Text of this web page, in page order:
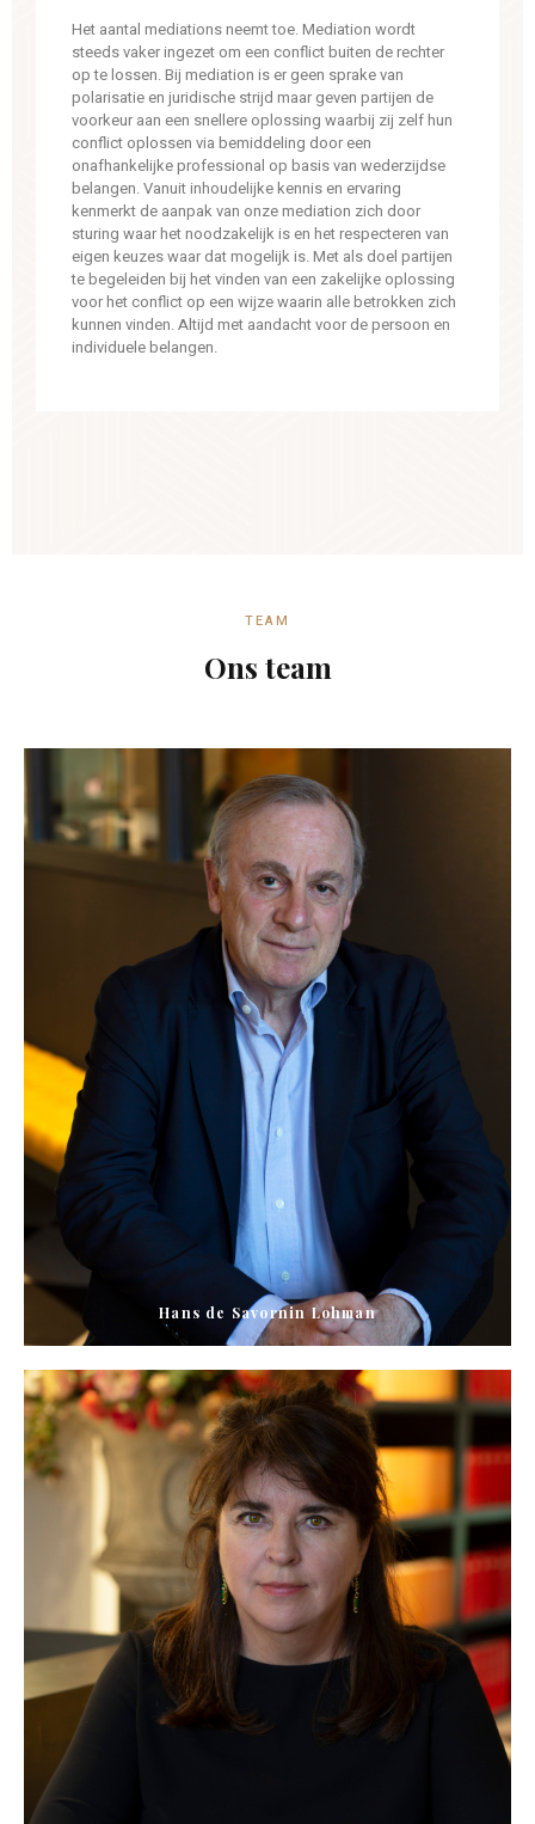
Het aantal mediations neemt toe. Mediation wordt
steeds vaker ingezet om een conflict buiten de rechter
op te lossen. Bij mediation is er geen sprake van
polarisatie en juridische strijd maar geven partijen de
voorkeur aan een snellere oplossing waarbij zij zelf hun
conflict oplossen via bemiddeling door een
onafhankelijke professional op basis van wederzijdse
belangen. Vanuit inhoudelijke kennis en ervaring
kenmerkt de aanpak van onze mediation zich door
sturing waar het noodzakelijk is en het respecteren van
eigen keuzes waar dat mogelijk is. Met als doel partijen
te begeleiden bij het vinden van een zakelijke oplossing
voor het conflict op een wijze waarin alle betrokken zich
kunnen vinden. Altijd met aandacht voor de persoon en
individuele belangen.
TEAM
Ons team
Hans de Savornin Lohman